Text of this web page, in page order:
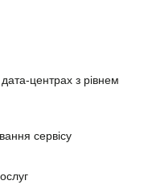
центрах з рівнем
сервісу